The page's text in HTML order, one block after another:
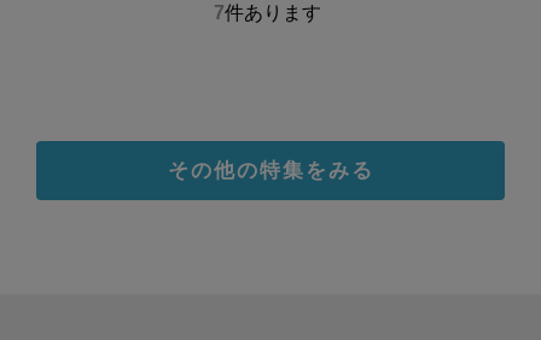
7件あります
その他の特集をみる